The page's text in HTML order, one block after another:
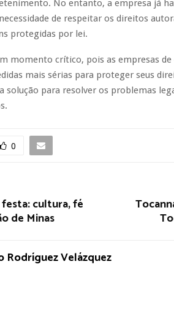
No entanto, a empresa já
de respeitar os direitos
protegidas por lei.
momento crítico, pois as empresas
mais sérias para proteger seus
solução para resolver os problemas
0
festa: cultura, fé
de Minas
Rodríguez Velázquez